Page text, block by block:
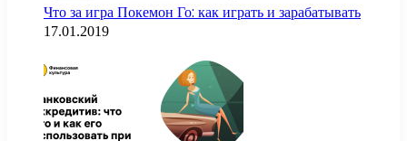
Что за игра Покемон Го: как играть и зарабатывать
17.01.2019